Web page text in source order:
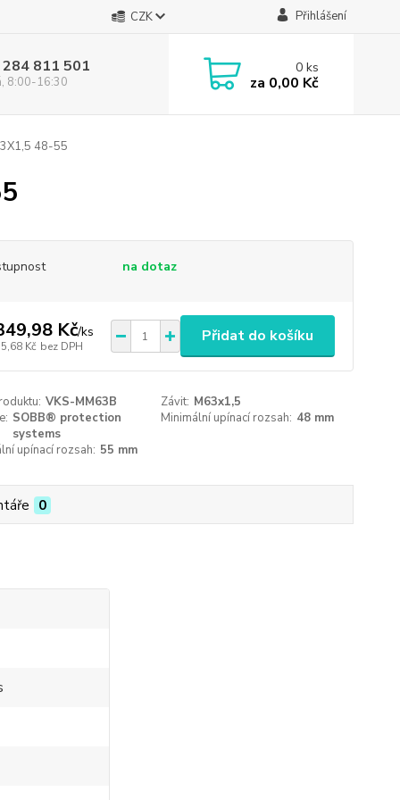
CZK Přihlášení
811 501
8:00-16:30
0ks
za 0,00 Kč
48-55
na dotaz
Kč/ks
Kč bez DPH
Přidat do košíku
VKS-MM63B Závit: M63x1,5
SOBB® protection
systems
Minimální upínací rozsah: 48 mm
upínací rozsah: 55 mm
0